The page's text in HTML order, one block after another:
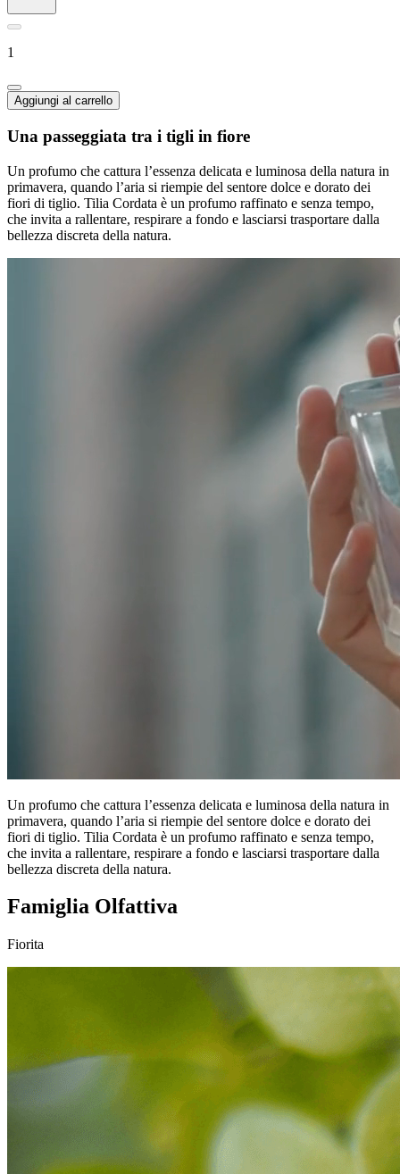
1
Aggiungi al carrello
Una passeggiata tra i tigli in fiore
Un profumo che cattura l’essenza delicata e luminosa della natura in
primavera, quando l’aria si riempie del sentore dolce e dorato dei
fiori di tiglio. Tilia Cordata è un profumo raffinato e senza tempo,
che invita a rallentare, respirare a fondo e lasciarsi trasportare dalla
bellezza discreta della natura.
Un profumo che cattura l’essenza delicata e luminosa della natura in
primavera, quando l’aria si riempie del sentore dolce e dorato dei
fiori di tiglio. Tilia Cordata è un profumo raffinato e senza tempo,
che invita a rallentare, respirare a fondo e lasciarsi trasportare dalla
bellezza discreta della natura.
Famiglia Olfattiva
Fiorita